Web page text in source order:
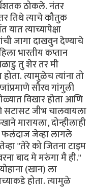
ठोकले. नंतर
तिथे त्याचे कौतुक
त्याच्यापेक्षा
जागा दाखवुन देण्याचे
भारतीय कप्तान
तु शेर तर मी
त्यामुळेच त्यांना तो
सौरव गांगुली
विखार होता आणि
सटासट जीभ चालवायला
मारायला, दोन्हीलाही
फलंदाज जेव्हा लागले
"तेरे को जितना टाइम
बाद मे मरुंगा मै ही."
(खान) ला
होता. त्यामुळे